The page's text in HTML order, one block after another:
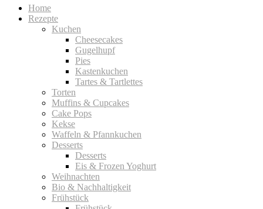
Home
Rezepte
Kuchen
Cheesecakes
Gugelhupf
Pies
Kastenkuchen
Tartes & Tartlettes
Torten
Muffins & Cupcakes
Cake Pops
Kekse
Waffeln & Pfannkuchen
Desserts
Desserts
Eis & Frozen Yoghurt
Weihnachten
Bio & Nachhaltigkeit
Frühstück